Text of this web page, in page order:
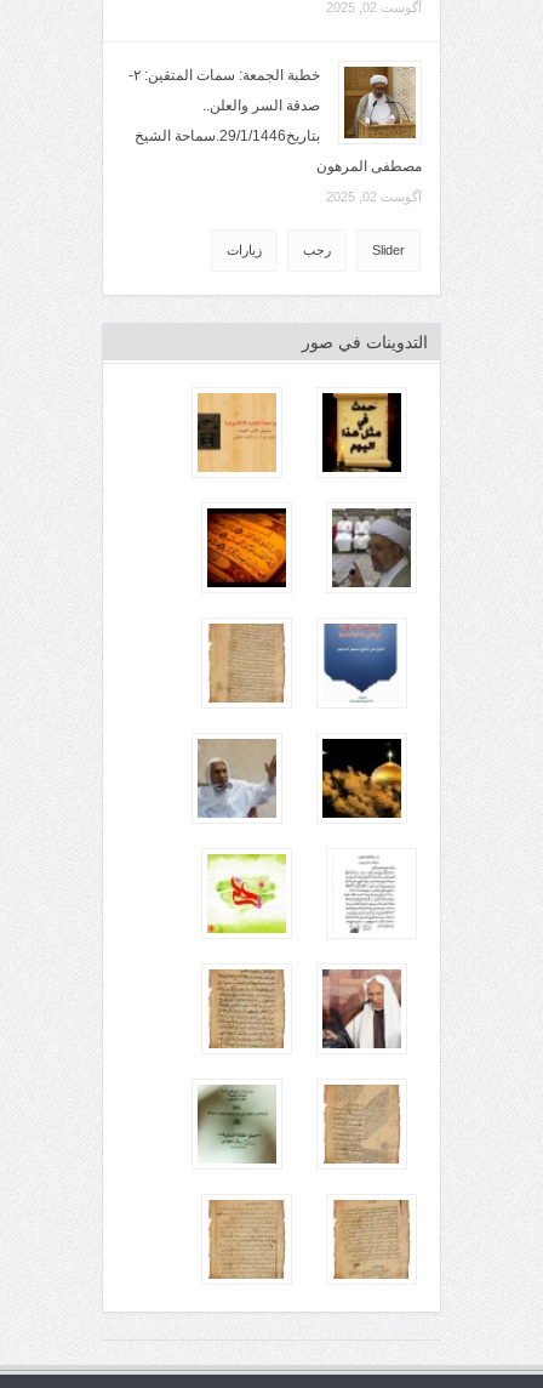
آگوست 02, 2025
خطبة الجمعة: سمات المتقين: ٢-
صدقة السر والعلن..
بتاريخ29/1/1446.سماحة الشيخ
مصطفى المرهون
آگوست 02, 2025
Slider رجب زيارات
التدوينات في صور